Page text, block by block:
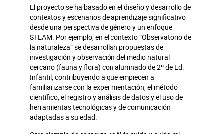
El proyecto se ha basado en el diseño y desarrollo de
contextos y escenarios de aprendizaje significativo
desde una perspectiva de género y un enfoque
STEAM. Por ejemplo, en el contexto “Observatorio de
la naturaleza” se desarrollan propuestas de
investigación y observación del medio natural
cercano (fauna y flora) con alumnado de 2º de Ed.
Infantil, contribuyendo a que empiecen a
familiarizarse con la experimentación, el método
científico, el registro y análisis de datos y el uso de
herramientas tecnológicas y de comunicación
adaptadas a su edad.